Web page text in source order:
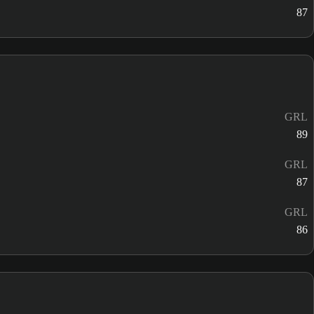
87
GRL
89
GRL
87
GRL
86